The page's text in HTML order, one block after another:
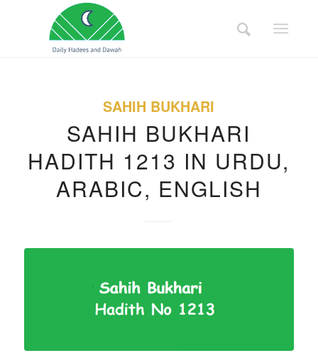
SAHIH BUKHARI
SAHIH BUKHARI
HADITH 1213 IN URDU,
ARABIC, ENGLISH